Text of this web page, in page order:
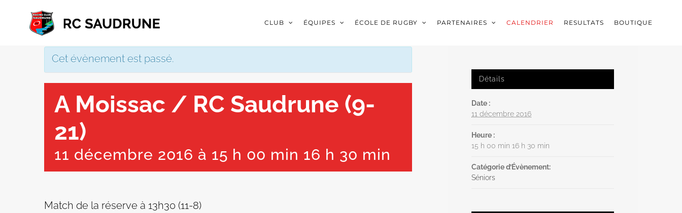
contenu
CLUB ÉQUIPES ÉCOLE DE RUGBY PARTENAIRES CALENDRIER RESULTATS BOUTIQUE
Cet évènement est passé.
A Moissac / RC Saudrune (9-
21)
11 décembre 2016 à 15 h 00 min 16 h 30 min
Match de la réserve à 13h30 (11-8)
Détails
Date :
11 décembre 2016
Heure :
15 h 00 min 16 h 30 min
Catégorie d’Évènement:
Séniors